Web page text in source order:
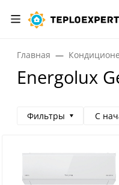
Главная
Energolux
Фильтры С